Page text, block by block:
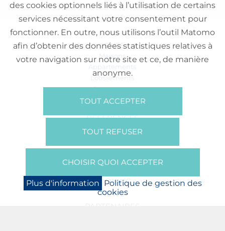
VENTE
Maisons
Appartements
Lotissements
Commerces
Bureaux
RÉFÉRENCES
SUR NOUS
Presse
BOOKING
NEWS
PARTENAIRES
des cookies optionnels liés à l’utilisation de certains
services nécessitant votre consentement pour
fonctionner. En outre, nous utilisons l’outil Matomo
afin d’obtenir des données statistiques relatives à
votre navigation sur notre site et ce, de manière
anonyme.
TOUT ACCEPTER
TOUT REFUSER
CHOISIR QUOI ACCEPTER
Plus d'information Politique de gestion des
cookies